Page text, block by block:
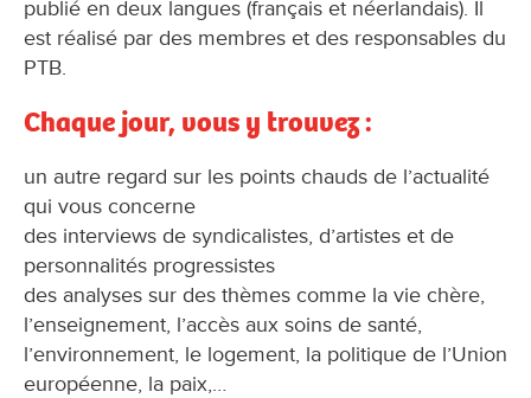
publié en deux langues (français et néerlandais). Il
est réalisé par des membres et des responsables du
PTB.
Chaque jour, vous y trouvez :
un autre regard sur les points chauds de l’actualité
qui vous concerne
des interviews de syndicalistes, d’artistes et de
personnalités progressistes
des analyses sur des thèmes comme la vie chère,
l’enseignement, l’accès aux soins de santé,
l’environnement, le logement, la politique de l’Union
européenne, la paix,…